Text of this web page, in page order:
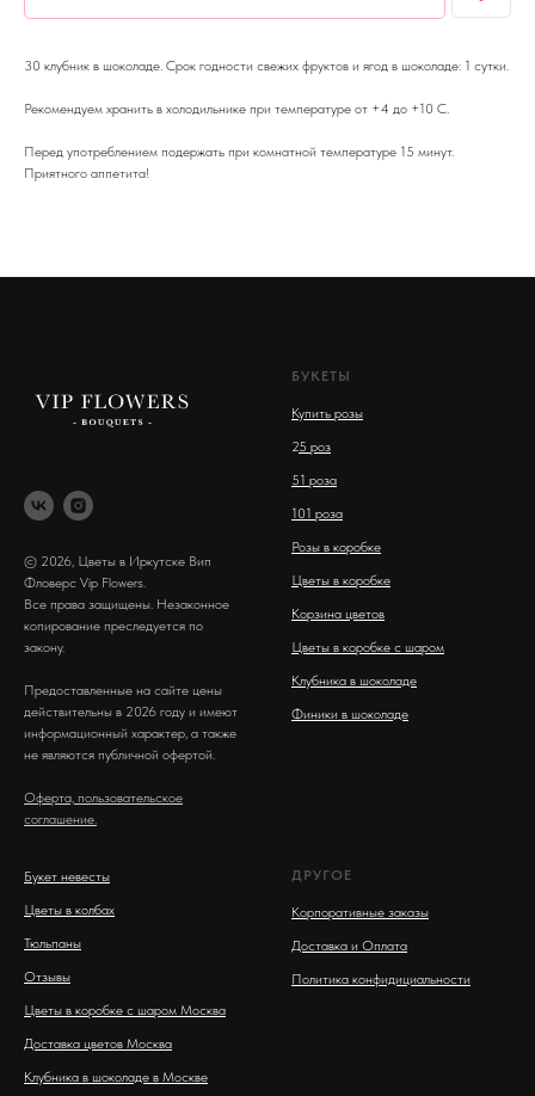
30 клубник в шоколаде. Срок годности свежих фруктов и ягод в шоколаде: 1 сутки.
Рекомендуем хранить в холодильнике при температуре от +4 до +10 С.
Перед употреблением подержать при комнатной температуре 15 минут.
Приятного аппетита!
© 2026, Цветы в Иркутске Вип
Фловерс Vip Flowers.
Все права защищены. Незаконное
копирование преследуется по
закону.
Предоставленные на сайте цены
действительны в 2026 году и имеют
информационный характер, а также
не являются публичной офертой.
Оферта, пользовательское
соглашение.
БУКЕТЫ
Купить розы
25 роз
51 роза
101 роза
Розы в коробке
Цветы в коробке
Корзина цветов
Цветы в коробке с шаром
Клубника в шоколаде
Финики в шоколаде
Букет невесты
Цветы в колбах
Тюльпаны
Отзывы
Цветы в коробке с шаром Москва
Доставка цветов Москва
Клубника в шоколаде в Москве
ДРУГОЕ
Корпоративные заказы
Доставка и Оплата
Политика конфидициальности